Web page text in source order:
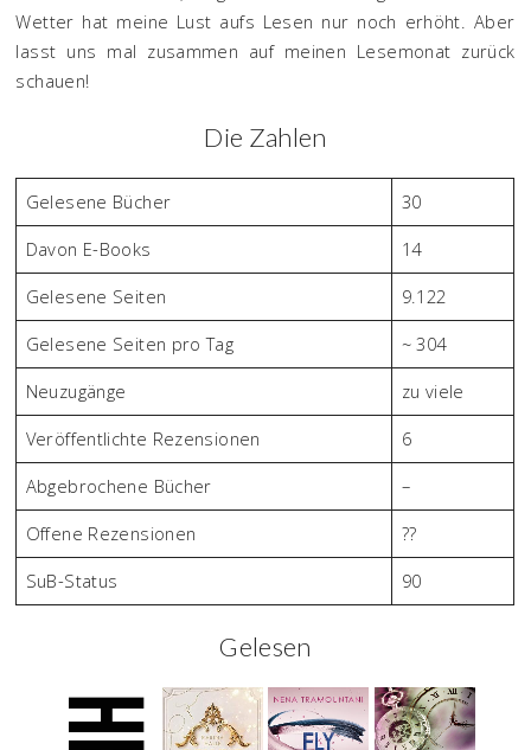
Wetter hat meine Lust aufs Lesen nur noch erhöht. Aber
lasst uns mal zusammen auf meinen Lesemonat zurück
schauen!
Die Zahlen
Gelesene Bücher
30
Davon E-Books
14
Gelesene Seiten
9.122
Gelesene Seiten pro Tag
~ 304
Neuzugänge
zu viele
Veröffentlichte Rezensionen
6
Abgebrochene Bücher
–
Offene Rezensionen
??
SuB-Status
90
Gelesen